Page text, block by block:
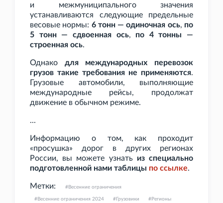
и межмуниципального значения
устанавливаются следующие предельные
весовые нормы: 6 тонн — одиночная ось, по
5
тонн — сдвоенная ось, по 4
тонны —
строенная ось.
Однако для международных перевозок
грузов такие требования не применяются.
Грузовые автомобили, выполняющие
международные рейсы, продолжат
движение в обычном режиме.
...
Информацию о том, как проходит
«просушка» дорог в других регионах
России, вы можете узнать из специально
подготовленной нами таблицы по ссылке.
Метки: Весенние ограничения
Весенние ограничения 2024 Грузовики Регионы